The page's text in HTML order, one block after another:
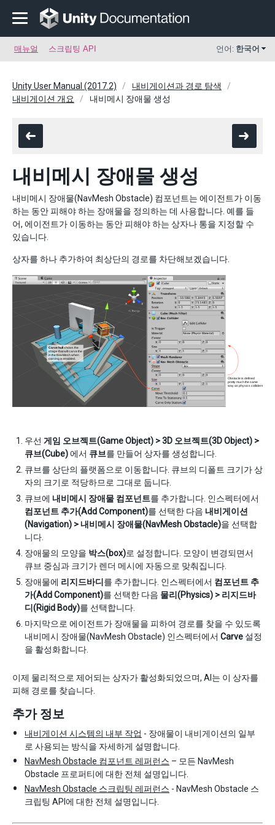
매뉴얼 스크립팅 API 언어: 한국어
Unity User Manual (2017.2)
내비게이션과 경로 탐색
내비게이션 개요
내비메시 장애물 생성
내비메시 장애물 생성
내비메시 장애물(NavMesh Obstacle) 컴포넌트는 에이전트가 이동
하는 동안 피해야 하는 장애물을 정의하는 데 사용합니다. 예를 들
어, 에이전트가 이동하는 동안 피해야 하는 상자나 통을 지정할 수
있습니다.
상자를 하나 추가하여 최상단의 경로를 차단해보겠습니다.
우선 게임 오브젝트(Game Object) > 3D 오브젝트(3D Object) >
큐브(Cube)에서 큐브를 만들어 상자를 생성합니다.
큐브를 상단의 플랫폼으로 이동합니다. 큐브의 디폴트 크기가 상
자의 크기로 적당하므로 그대로 둡니다.
큐브에 내비메시 장애물 컴포넌트를 추가합니다. 인스펙터에서
컴포넌트 추가(Add Component)를 선택한 다음 내비게이션
(Navigation) > 내비메시 장애물(NavMesh Obstacle)을 선택합
니다.
장애물의 모양을 박스(box)로 설정합니다. 모양이 변경되면서
큐브 중심과 크기가 렌더 메시에 자동으로 맞춰집니다.
장애물에 리지드바디 를 추가합니다. 인스펙터에서 컴포넌트 추
가(Add Component)를 선택한 다음 물리(Physics) > 리지드바
디(Rigid Body)를 선택합니다.
마지막으로 에이전트가 장애물을 피하여 경로를 찾을 수 있도록
내비메시 장애물(NavMesh Obstacle) 인스펙터에서 Carve 설정
을 활성화합니다.
이제 물리적으로 제어되는 상자가 활성화되었으며, AI는 이 상자를
피해 경로를 찾습니다.
추가 정보
내비게이션 시스템의 내부 작업 - 장애물이 내비게이션의 일부
로 사용되는 방식을 자세하게 설명합니다.
NavMesh Obstacle 컴포넌트 레퍼런스 – 모든 NavMesh
Obstacle 프로퍼티에 대한 전체 설명입니다.
NavMesh Obstacle 스크립팅 레퍼런스 - NavMesh Obstacle 스
크립팅 API에 대한 전체 설명입니다.